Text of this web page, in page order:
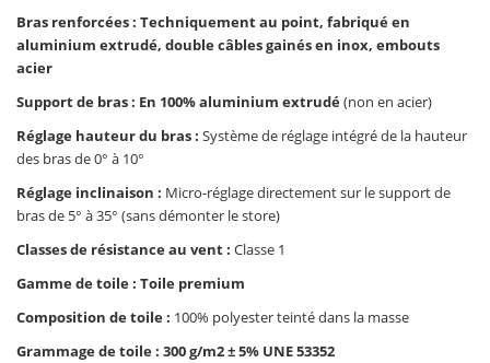
Bras renforcées : Techniquement au point, fabriqué en
aluminium extrudé, double câbles gainés en inox, embouts
acier
Support de bras : En 100% aluminium extrudé(non en acier)
Réglage hauteur du bras : Système de réglage intégré de la hauteur
des bras de 0° à 10°
Réglage inclinaison : Micro-réglage directement sur le support de
bras de 5° à 35° (sans démonter le store)
Classes de résistance au vent : Classe 1
Gamme de toile : Toile premium
Composition de toile : 100% polyester teinté dans la masse
Grammage de toile : 300 g/m2 ± 5% UNE 53352